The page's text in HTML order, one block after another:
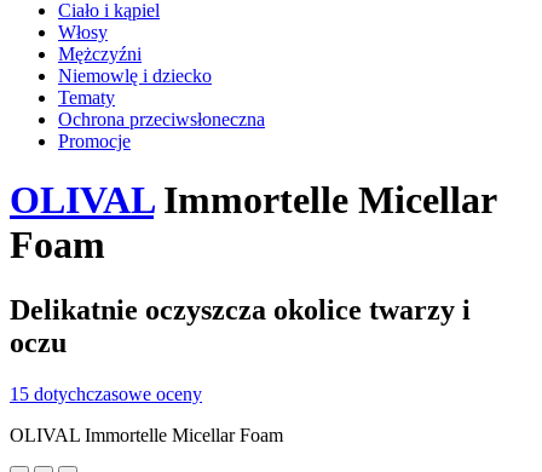
Ciało i kąpiel
Włosy
Mężczyźni
Niemowlę i dziecko
Tematy
Ochrona przeciwsłoneczna
Promocje
OLIVALImmortelle Micellar
Foam
Delikatnie oczyszcza okolice twarzy i
oczu
15 dotychczasowe oceny
OLIVAL Immortelle Micellar Foam